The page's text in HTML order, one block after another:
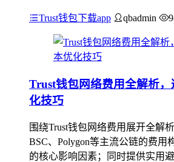
Trust钱包下载app qbadmin
Trust钱包网络费用全解析
化技巧
围绕Trust钱包网络费用展开全解
BSC、Polygon等主流公链的费用
的核心影响因素；同时提供实用